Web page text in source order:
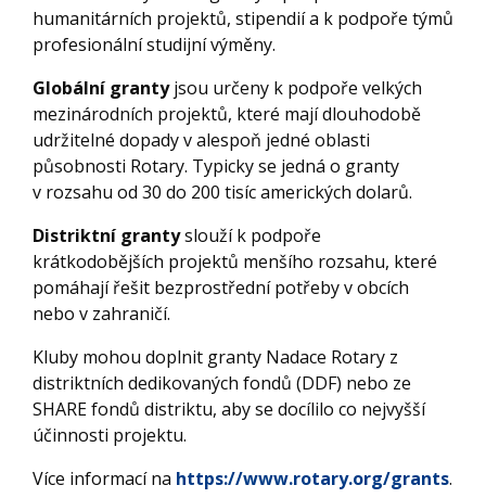
humanitárních projektů, stipendií a k podpoře týmů
profesionální studijní výměny.
Globální grantyjsou určeny k podpoře velkých
mezinárodních projektů, které mají dlouhodobě
udržitelné dopady v alespoň jedné oblasti
působnosti Rotary. Typicky se jedná o granty
v rozsahu od 30 do 200 tisíc amerických dolarů.
Distriktní grantyslouží k podpoře
krátkodobějších projektů menšího rozsahu, které
pomáhají řešit bezprostřední potřeby v obcích
nebo v zahraničí.
Kluby mohou doplnit granty Nadace Rotary z
distriktních dedikovaných fondů (DDF) nebo ze
SHARE fondů distriktu, aby se docílilo co nejvyšší
účinnosti projektu.
Více informací na https://www.rotary.org/grants.